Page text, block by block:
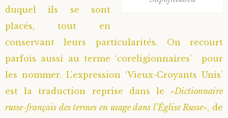
duquel ils se sont
placés, tout en
conservant leurs particularités. On recourt
parfois aussi au terme ‘coreligionnaires’ pour
les nommer. L’expression ‘Vieux-Croyants Unis’
est la traduction reprise dans le «Dictionnaire
russe-français des termes en usage dans l’Église Russe», de